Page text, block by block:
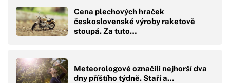
Cena plechových hraček
československé výroby raketově
stoupá. Za tuto…
Meteorologové označili nejhorší dva
dny příštího týdně. Staří a…